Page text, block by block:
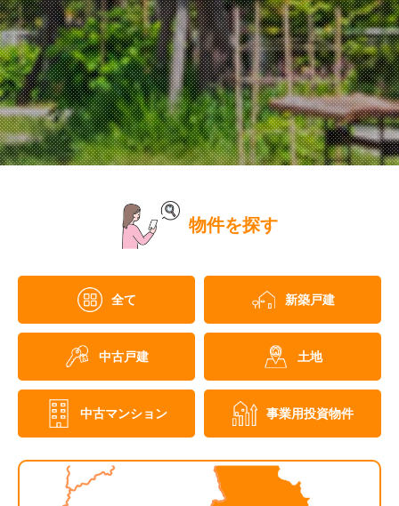
物件を探す
全て 新築戸建
中古戸建 土地
中古マンション 事業用投資物件